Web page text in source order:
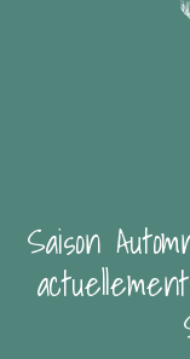
Saison